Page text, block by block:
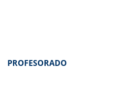
PROFESORADO